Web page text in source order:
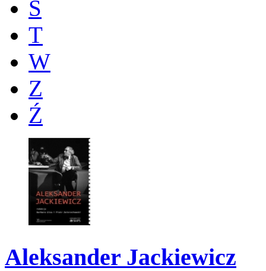
Ś
T
W
Z
Ź
Aleksander Jackiewicz